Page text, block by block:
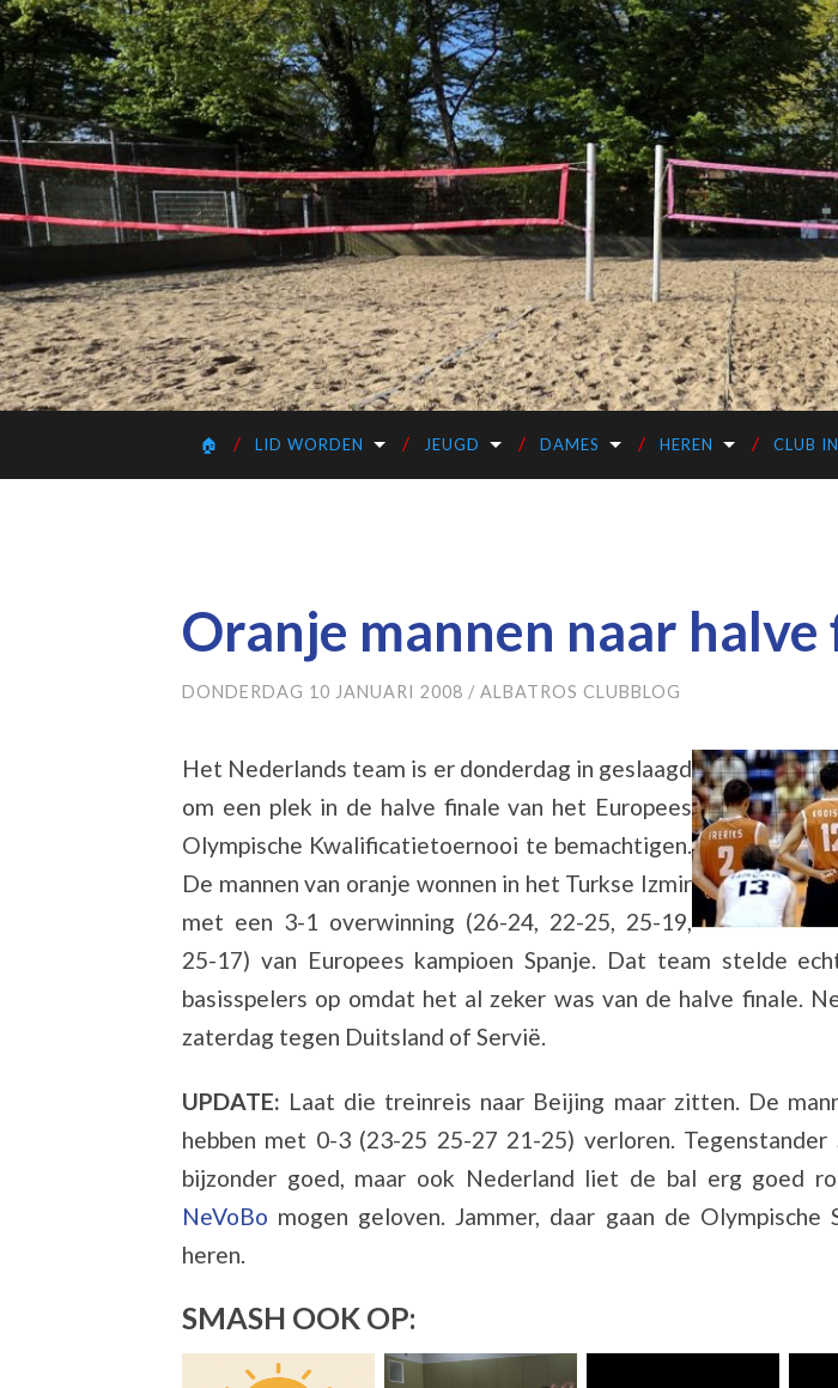
🏠 LID WORDEN JEUGD DAMES HEREN CLUB
Oranje mannen naar halve
DONDERDAG 10 JANUARI 2008 / ALBATROS CLUBBLOG
Het Nederlands team is er donderdag in geslaagd
om een plek in de halve finale van het Europees
Olympische Kwalificatietoernooi te bemachtigen.
De mannen van oranje wonnen in het Turkse Izmir
met een 3-1 overwinning (26-24, 22-25, 25-19,
25-17) van Europees kampioen Spanje. Dat team stelde
basisspelers op omdat het al zeker was van de halve finale.
zaterdag tegen Duitsland of Servië.
UPDATE: Laat die treinreis naar Beijing maar zitten. De
hebben met 0-3 (23-25 25-27 21-25) verloren. Tegenstander
bijzonder goed, maar ook Nederland liet de bal erg goed
NeVoBo mogen geloven. Jammer, daar gaan de Olympische
heren.
SMASH OOK OP: